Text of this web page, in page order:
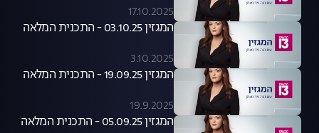
17.10.2025
המגזין 03.10.25 - התכנית המלאה
3.10.2025
המגזין 19.09.25 - התכנית המלאה
19.9.2025
המגזין 05.09.25 - התכנית המלאה